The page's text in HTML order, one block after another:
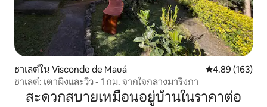
ชาเลต์ใน Visconde de Mauá คะแนนเฉลี่ย
4.89 (163)
ชาเลต์: เตาผิงและวิว - 1 กม. จากใจกลางมาริงกา
สะดวกสบายเหมือนอยู่บ้านในราคาต่อ